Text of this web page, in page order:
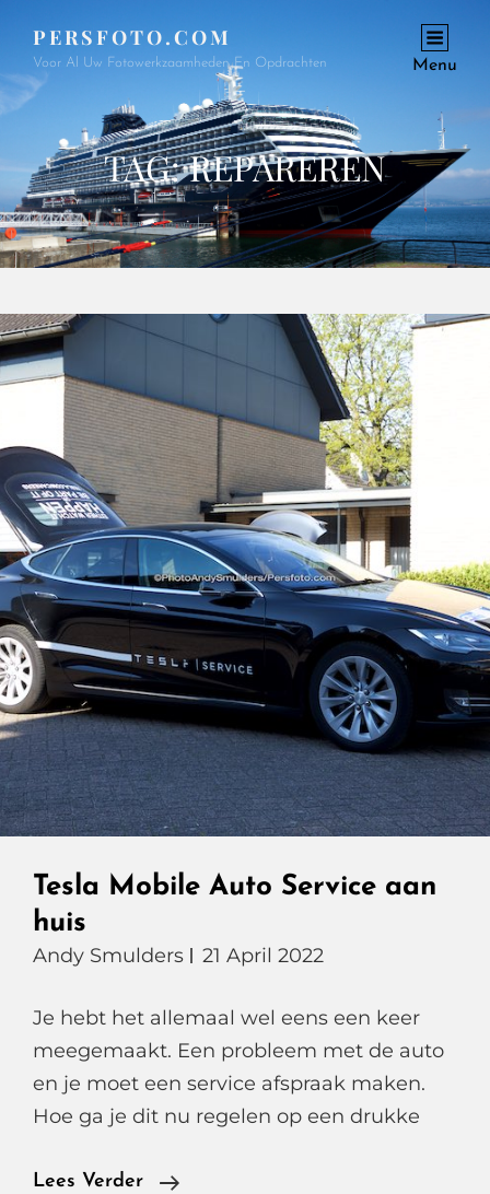
PERSFOTO.COM
Voor Al Uw Fotowerkzaamheden En Opdrachten Menu
TAG:REPAREREN
Tesla Mobile Auto Service aan
huis
Andy Smulders 21 April 2022
Je hebt het allemaal wel eens een keer
meegemaakt. Een probleem met de auto
en je moet een service afspraak maken.
Hoe ga je dit nu regelen op een drukke
Lees Verder
Tesla